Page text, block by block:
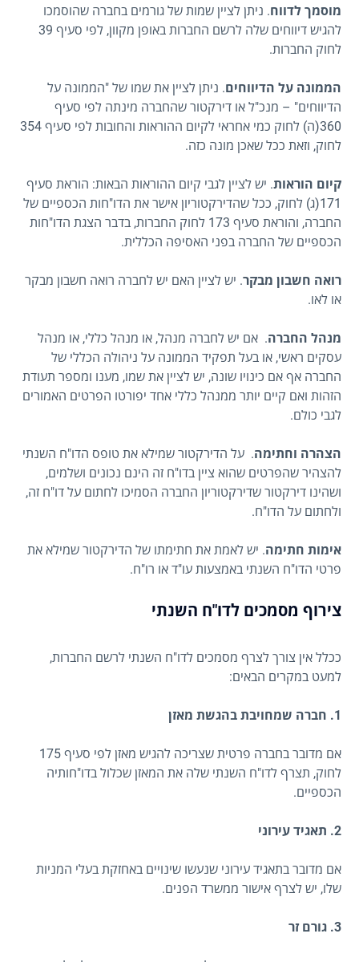
מוסמך לדווח. ניתן לציין שמות של גורמים בחברה שהוסמכו
להגיש דיווחים שלה לרשם החברות באופן מקוון, לפי סעיף 39
לחוק החברות.
הממונה על הדיווחים. ניתן לציין את שמו של "הממונה על
הדיווחים" – מנכ"ל או דירקטור שהחברה מינתה לפי סעיף
360(ה) לחוק כמי אחראי לקיום ההוראות והחובות לפי סעיף 354
לחוק, וזאת ככל שאכן מונה כזה.
קיום הוראות. יש לציין לגבי קיום ההוראות הבאות: הוראת סעיף
171(ג) לחוק, ככל שהדירקטוריון אישר את הדו"חות הכספיים של
החברה, והוראת סעיף 173 לחוק החברות, בדבר הצגת הדו"חות
הכספיים של החברה בפני האסיפה הכללית.
רואה חשבון מבקר. יש לציין האם יש לחברה רואה חשבון מבקר
או לאו.
מנהל החברה. אם יש לחברה מנהל, או מנהל כללי, או מנהל
עסקים ראשי, או בעל תפקיד הממונה על ניהולה הכללי של
החברה אף אם כינויו שונה, יש לציין את שמו, מענו ומספר תעודת
הזהות ואם קיים יותר ממנהל כללי אחד יפורטו הפרטים האמורים
לגבי כולם.
הצהרה וחתימה. על הדירקטור שמילא את טופס הדו"ח השנתי
להצהיר שהפרטים שהוא ציין בדו"ח זה הינם נכונים ושלמים,
ושהינו דירקטור שדירקטוריון החברה הסמיכו לחתום על דו"ח זה,
ולחתום על הדו"ח.
אימות חתימה. יש לאמת את חתימתו של הדירקטור שמילא את
פרטי הדו"ח השנתי באמצעות עו"ד או רו"ח.
צירוף מסמכים לדו"ח השנתי
ככלל אין צורך לצרף מסמכים לדו"ח השנתי לרשם החברות,
למעט במקרים הבאים:
1. חברה שמחויבת בהגשת מאזן
אם מדובר בחברה פרטית שצריכה להגיש מאזן לפי סעיף 175
לחוק, תצרף לדו"ח השנתי שלה את המאזן שכלול בדו"חותיה
הכספיים.
2. תאגיד עירוני
אם מדובר בתאגיד עירוני שנעשו שינויים באחזקת בעלי המניות
שלו, יש לצרף אישור ממשרד הפנים.
3. גורם זר